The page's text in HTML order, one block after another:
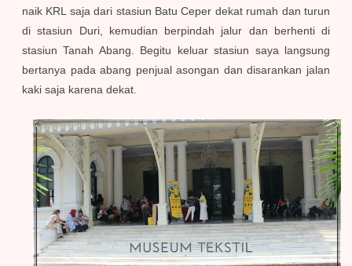
naik KRL saja dari stasiun Batu Ceper dekat rumah dan turun
di stasiun Duri, kemudian berpindah jalur dan berhenti di
stasiun Tanah Abang. Begitu keluar stasiun saya langsung
bertanya pada abang penjual asongan dan disarankan jalan
kaki saja karena dekat.